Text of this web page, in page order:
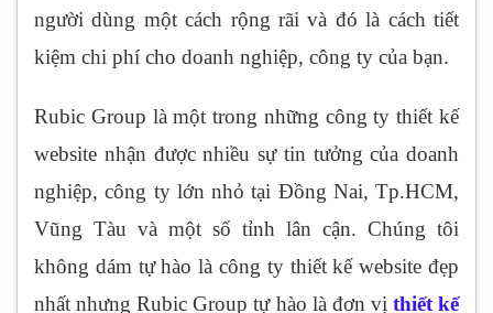
người dùng một cách rộng rãi và đó là cách tiết
kiệm chi phí cho doanh nghiệp, công ty của bạn.
Rubic Group là một trong những công ty thiết kế
website nhận được nhiều sự tin tưởng của doanh
nghiệp, công ty lớn nhỏ tại Đồng Nai, Tp.HCM,
Vũng Tàu và một số tỉnh lân cận. Chúng tôi
không dám tự hào là công ty thiết kế website đẹp
nhất nhưng Rubic Group tự hào là đơn vị thiết kế